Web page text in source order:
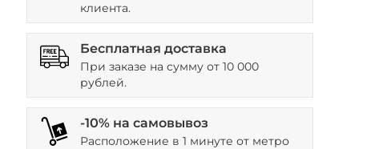
клиента.
Бесплатная доставка
При заказе на сумму от 10 000
рублей.
-10% на самовывоз
Расположение в 1 минуте от метро